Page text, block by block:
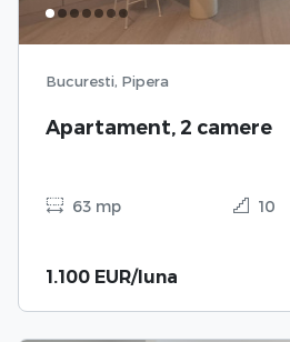
Bucuresti, Pipera
Apartament, 2 camere
63 mp 10
1.100 EUR/luna